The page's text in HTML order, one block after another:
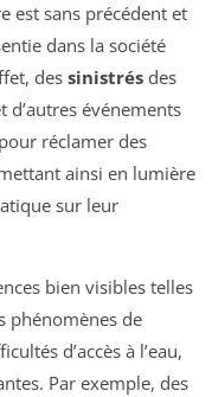
est sans précédent et
dans la société
des sinistrés des
d’autres événements
réclamer des
ainsi en lumière
sur leur
bien visibles telles
phénomènes de
d’accès à l’eau,
Par exemple, des